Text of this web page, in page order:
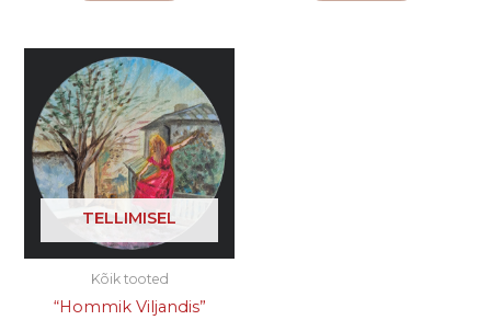
TELLIMISEL
Kõik tooted
“Hommik Viljandis”